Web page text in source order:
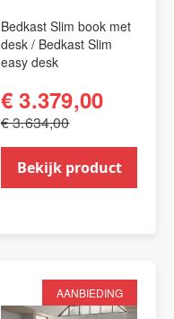
Bedkast Slim book met
desk / Bedkast Slim
easy desk
€ 3.379,00
€ 3.634,00
Bekijk product
AANBIEDING